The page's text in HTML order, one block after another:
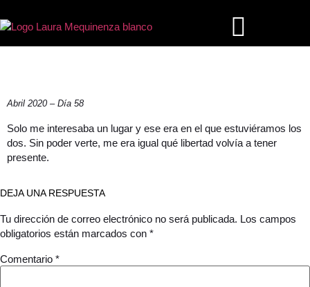
Abril 2020 – Día 58
Solo me interesaba un lugar y ese era en el que estuviéramos los
dos. Sin poder verte, me era igual qué libertad volvía a tener
presente.
DEJA UNA RESPUESTA
Tu dirección de correo electrónico no será publicada. Los campos
obligatorios están marcados con *
Comentario *